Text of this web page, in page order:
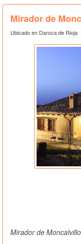
Mirador de
Ubicado en Daroca de Rioja
Mirador de